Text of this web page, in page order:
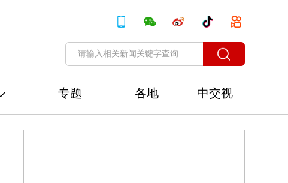
专题 各地
中交视
讯